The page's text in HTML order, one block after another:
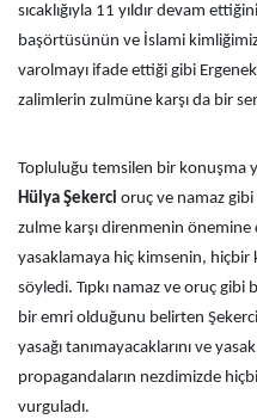
sıcaklığıyla 11 yıldır devam
başörtüsünün ve İslami
varolmayı ifade ettiği gibi
zalimlerin zulmüne karşı da bir
Topluluğu temsilen bir konuşma
Hülya Şekerci oruç ve namaz gibi
zulme karşı direnmenin
yasaklamaya hiç kimsenin,
söyledi. Tıpkı namaz ve oruç
bir emri olduğunu belirten
yasağı tanımayacaklarını ve
propagandaların nezdimizde
vurguladı.